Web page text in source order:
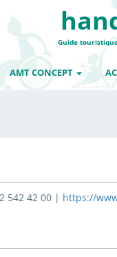
Guide
AMT CONCEPT
542 42 00 | https://